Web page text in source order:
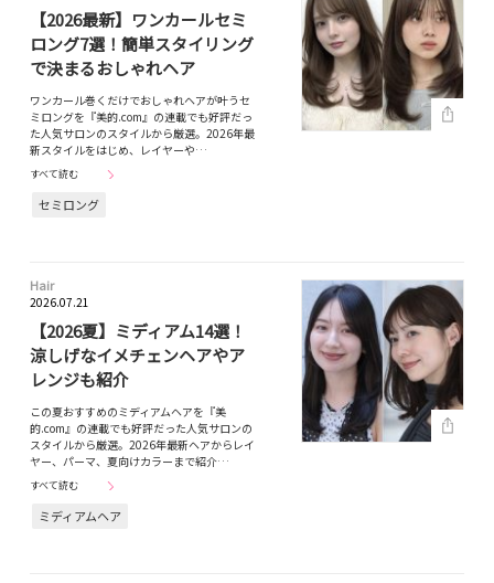
【2026最新】ワンカールセミ
ロング7選！簡単スタイリング
で決まるおしゃれヘア
ワンカール巻くだけでおしゃれヘアが叶うセ
ミロングを『美的.com』の連載でも好評だっ
た人気サロンのスタイルから厳選。2026年最
新スタイルをはじめ、レイヤーや…
すべて読む
セミロング
Hair
2026.07.21
【2026夏】ミディアム14選！
涼しげなイメチェンヘアやア
レンジも紹介
この夏おすすめのミディアムヘアを『美
的.com』の連載でも好評だった人気サロンの
スタイルから厳選。2026年最新ヘアからレイ
ヤー、パーマ、夏向けカラーまで紹介…
すべて読む
ミディアムヘア